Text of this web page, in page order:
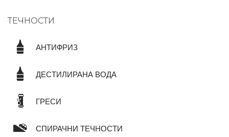
ТЕЧНОСТИ
АНТИФРИЗ
ДЕСТИЛИРАНА ВОДА
ГРЕСИ
СПИРАЧНИ ТЕЧНОСТИ